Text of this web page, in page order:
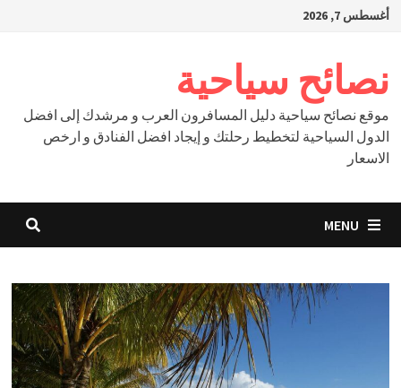
Skipأغسطس 7, 2026
نصائح سياحية
موقع نصائح سياحية دليل المسافرون العرب و مرشدك إلى افضل
الدول السياحية لتخطيط رحلتك و إيجاد افضل الفنادق و ارخص
الاسعار
MENU